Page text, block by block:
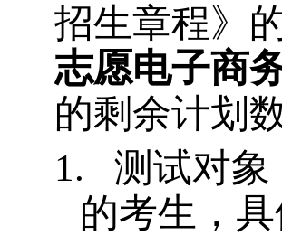
招生章程》
志愿电子商
的剩余计划
1.
测试对象
的考生，